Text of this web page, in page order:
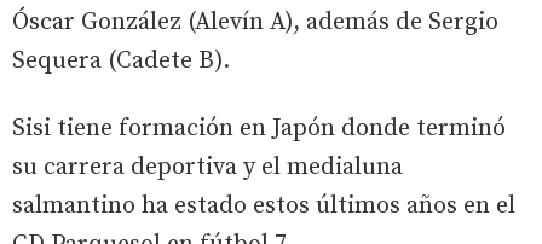
Óscar González (Alevín A), además de Sergio
Sequera (Cadete B).
Sisi tiene formación en Japón donde terminó
su carrera deportiva y el medialuna
salmantino ha estado estos últimos años en el